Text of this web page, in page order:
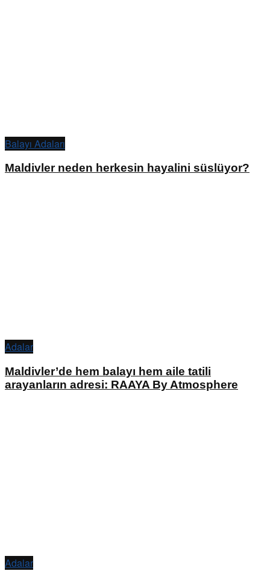
Balayı Adaları
Maldivler neden herkesin hayalini süslüyor?
Adalar
Maldivler’de hem balayı hem aile tatili
arayanların adresi: RAAYA By Atmosphere
Adalar